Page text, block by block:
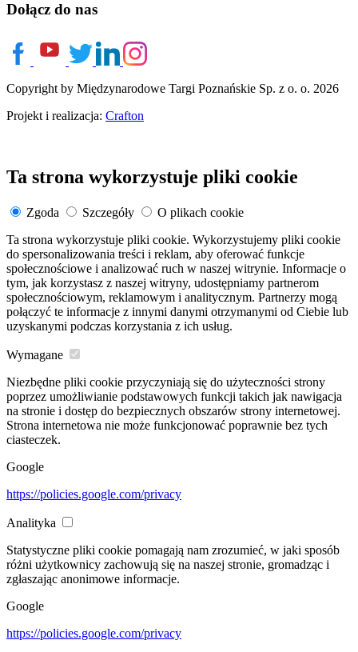
Dołącz do nas
Copyright by Międzynarodowe Targi Poznańskie Sp. z o. o. 2026
Projekt i realizacja: Crafton
Ta strona wykorzystuje pliki cookie
Zgoda Szczegóły
O plikach cookie
Ta strona wykorzystuje pliki cookie. Wykorzystujemy pliki cookie
do spersonalizowania treści i reklam, aby oferować funkcje
społecznościowe i analizować ruch w naszej witrynie. Informacje o
tym, jak korzystasz z naszej witryny, udostępniamy partnerom
społecznościowym, reklamowym i analitycznym. Partnerzy mogą
połączyć te informacje z innymi danymi otrzymanymi od Ciebie lub
uzyskanymi podczas korzystania z ich usług.
Wymagane
Niezbędne pliki cookie przyczyniają się do użyteczności strony
poprzez umożliwianie podstawowych funkcji takich jak nawigacja
na stronie i dostęp do bezpiecznych obszarów strony internetowej.
Strona internetowa nie może funkcjonować poprawnie bez tych
ciasteczek.
Google
https://policies.google.com/privacy
Analityka
Statystyczne pliki cookie pomagają nam zrozumieć, w jaki sposób
różni użytkownicy zachowują się na naszej stronie, gromadząc i
zgłaszając anonimowe informacje.
Google
https://policies.google.com/privacy